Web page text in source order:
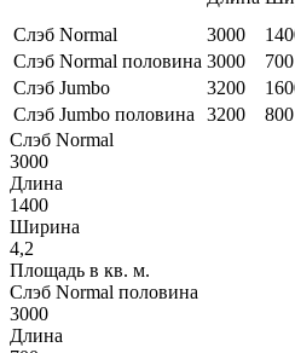
Слэб Normal
3000
Слэб Normal половина 3000 700
Слэб Jumbo
3200
Слэб Jumbo половина
3200 800
Слэб Normal
3000
Длина
1400
Ширина
4,2
Площадь в кв. м.
Слэб Normal половина
3000
Длина